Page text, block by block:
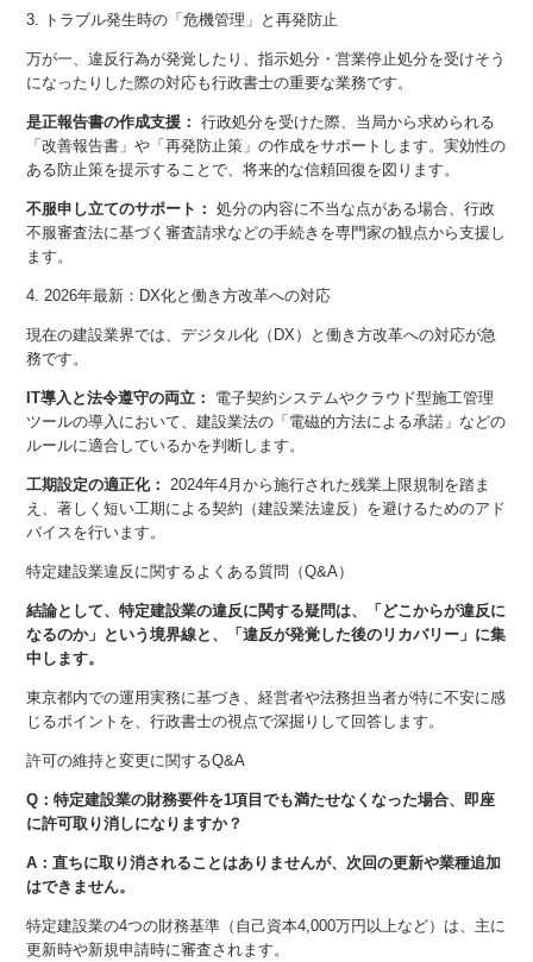
3. トラブル発生時の「危機管理」と再発防止
万が一、違反行為が発覚したり、指示処分・営業停止処分を受けそう
になったりした際の対応も行政書士の重要な業務です。
是正報告書の作成支援： 行政処分を受けた際、当局から求められる
「改善報告書」や「再発防止策」の作成をサポートします。実効性の
ある防止策を提示することで、将来的な信頼回復を図ります。
不服申し立てのサポート： 処分の内容に不当な点がある場合、行政
不服審査法に基づく審査請求などの手続きを専門家の観点から支援し
ます。
4. 2026年最新：DX化と働き方改革への対応
現在の建設業界では、デジタル化（DX）と働き方改革への対応が急
務です。
IT導入と法令遵守の両立：
電子契約システムやクラウド型施工管理
ツールの導入において、建設業法の「電磁的方法による承諾」などの
ルールに適合しているかを判断します。
工期設定の適正化：
2024年4月から施行された残業上限規制を踏ま
え、著しく短い工期による契約（建設業法違反）を避けるためのアド
バイスを行います。
特定建設業違反に関するよくある質問（Q&A）
結論として、特定建設業の違反に関する疑問は、「どこからが違反に
なるのか」という境界線と、「違反が発覚した後のリカバリー」に集
中します。
東京都内での運用実務に基づき、経営者や法務担当者が特に不安に感
じるポイントを、行政書士の視点で深掘りして回答します。
許可の維持と変更に関するQ&A
Q：特定建設業の財務要件を1項目でも満たせなくなった場合、即座
に許可取り消しになりますか？
A：直ちに取り消されることはありませんが、次回の更新や業種追加
はできません。
特定建設業の4つの財務基準（自己資本4,000万円以上など）は、主に
更新時や新規申請時に審査されます。